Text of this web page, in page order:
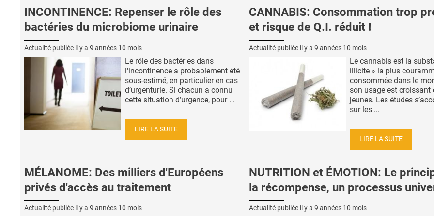
INCONTINENCE: Repenser le rôle des
bactéries du microbiome urinaire
Actualité publiée il y a 9 années 10 mois
Le rôle des bactéries dans
l'incontinence a probablement été
sous-estimé, en particulier en cas
d’urgenturie. Si chacun a connu
cette situation d’urgence, pour ...
LIRE LA SUITE
CANNABIS: Consommation trop
et risque de Q.I. réduit !
Actualité publiée il y a 9 années 10 mois
Le cannabis est la
illicite » la plus
consommée dans le
son usage est croissant
jeunes. Les études
sur les ...
LIRE LA SUITE
MÉLANOME: Des milliers d'Européens
privés d'accès au traitement
Actualité publiée il y a 9 années 10 mois
NUTRITION et ÉMOTION: Le
la récompense, un processus
Actualité publiée il y a 9 années 10 mois